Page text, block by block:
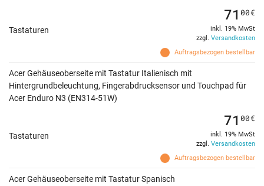
Tastaturen
Auftragsbezogen bestellbar
71 00€
inkl. 19% MwSt
zzgl. Versandkosten
Acer Gehäuseoberseite mit Tastatur Italienisch mit
Hintergrundbeleuchtung, Fingerabdrucksensor und Touchpad für
Acer Enduro N3 (EN314-51W)
Tastaturen
Auftragsbezogen bestellbar
71 00€
inkl. 19% MwSt
zzgl. Versandkosten
Acer Gehäuseoberseite mit Tastatur Spanisch